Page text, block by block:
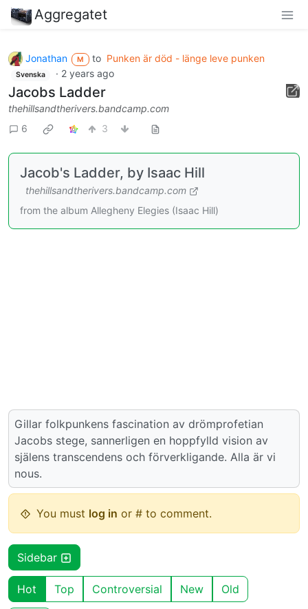
Aggregatet
Jonathan M to Punken är död - länge leve punken
Svenska · 2 years ago
Jacobs Ladder
thehillsandtherivers.bandcamp.com
6
3
Jacob's Ladder, by Isaac Hill
thehillsandtherivers.bandcamp.com
from the album Allegheny Elegies (Isaac Hill)
Gillar folkpunkens fascination av drömprofetian
Jacobs stege, sannerligen en hoppfylld vision av
själens transcendens och förverkligande. Alla är vi
nous.
You must log in or # to comment.
Sidebar
Hot Top Controversial New Old